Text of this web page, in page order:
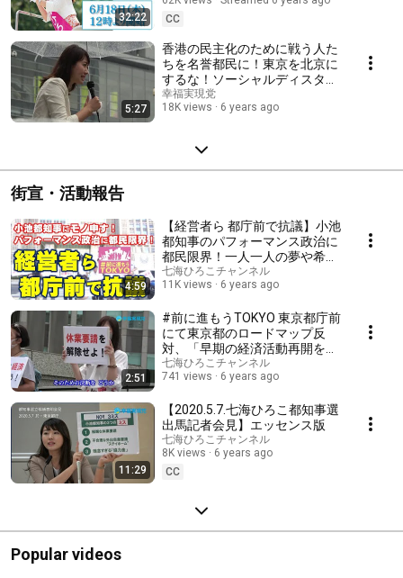
32:22
CC
5:27
香港の民主化のために戦う人た
ちを名誉都民に！東京を北京に
するな！ソーシャルディスタン
スは中国と！釈量子・七海ひろ
こ【0613渋谷街宣】
幸福実現党
18K views
6 years ago
街宣・活動報告
4:59
【経営者ら 都庁前で抗議】小池
都知事のパフォーマンス政治に
都民限界！一人一人の夢や希望
を守れ！（七海ひろこ）
七海ひろこチャンネル
11K views
6 years ago
2:51
#前に進もうTOKYO 東京都庁前
にて東京都のロードマップ反
対、「早期の経済活動再開を求
める抗議活動」を開催
七海ひろこチャンネル
741 views
6 years ago
11:29
【2020.5.7.七海ひろこ都知事選
出馬記者会見】エッセンス版
七海ひろこチャンネル
8K views
6 years ago
CC
Popular videos